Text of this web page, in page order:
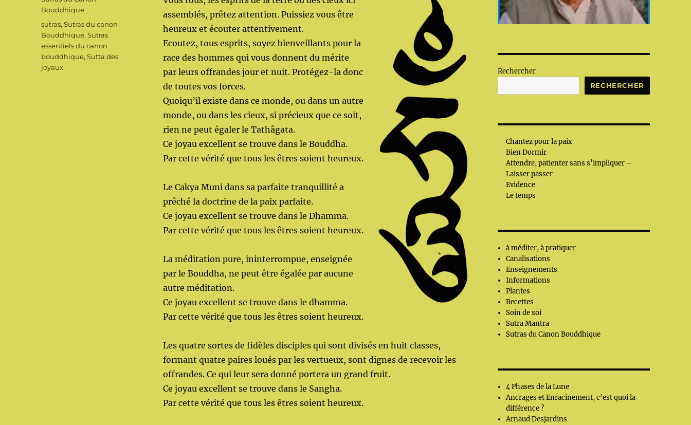
assemblés, prêtez attention. Puissiez vous être
heureux et écouter attentivement.
Ecoutez, tous esprits, soyez bienveillants pour la
race des hommes qui vous donnent du mérite
par leurs offrandes jour et nuit. Protégez-la donc
de toutes vos forces.
Quoiqu’il existe dans ce monde, ou dans un autre
monde, ou dans les cieux, si précieux que ce soit,
rien ne peut égaler le Tathâgata.
Ce joyau excellent se trouve dans le Bouddha.
Par cette vérité que tous les êtres soient heureux.
Le Cakya Muni dans sa parfaite tranquillité a
prêché la doctrine de la paix parfaite.
Ce joyau excellent se trouve dans le Dhamma.
Par cette vérité que tous les êtres soient heureux.
La méditation pure, ininterrompue, enseignée
par le Bouddha, ne peut être égalée par aucune
autre méditation.
Ce joyau excellent se trouve dans le dhamma.
Par cette vérité que tous les êtres soient heureux.
Les quatre sortes de fidèles disciples qui sont divisés en huit classes,
formant quatre paires loués par les vertueux, sont dignes de recevoir les
offrandes. Ce qui leur sera donné portera un grand fruit.
Ce joyau excellent se trouve dans le Sangha.
Par cette vérité que tous les êtres soient heureux.
Bouddhique
Étiquettes
sutras,Sutras du canon
Bouddhique,Sutras
essentiels du canon
bouddhique,Sutta des
joyaux
Rechercher
RECHERCHER
Chantez pour la paix
Bien Dormir
Attendre, patienter sans s’impliquer –
Laisser passer
Evidence
Le temps
à méditer, à pratiquer
Canalisations
Enseignements
Informations
Plantes
Recettes
Soin de soi
Sutra Mantra
Sutras du Canon Bouddhique
4 Phases de la Lune
Ancrages et Enracinement, c'est quoi la
différence ?
Arnaud Desjardins